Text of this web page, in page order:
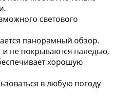
светового
панорамный обзор.
и не покрываются наледью,
хорошую
в любую погоду